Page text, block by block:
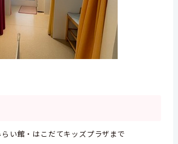
い館・はこだてキッズプラザまで